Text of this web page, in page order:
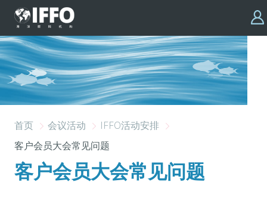
跳转到主要内容
首页 会议活动
IFFO活动安排
客户会员大会常见问题
客户会员大会常见问题